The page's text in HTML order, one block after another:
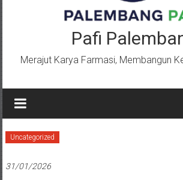
Pafi
Merajut Karya Farmasi, Membangun
Uncategorized
31/01/2026